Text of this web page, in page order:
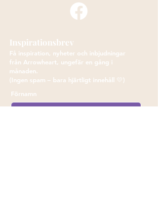
Inspirationsbrev
Få inspiration, nyheter och inbjudningar
från Arrowheart, ungefär en gång i
månaden.
(Ingen spam – bara hjärtligt innehåll 💛)
Förnamn